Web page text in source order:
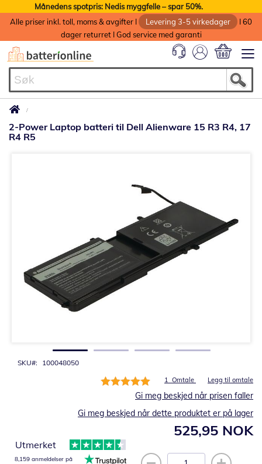
Månedens spotpris: Nedis myggfelle – spar 50%.
Alle priser inkl. toll, moms & avgifter I
Levering 3-5 virkedager
I 60
dager returret I God service med garanti
2-Power Laptop batteri til Dell Alienware 15 R3 R4, 17
R4 R5
SKU 100048050
Rating:
1 Omtale Legg til omtale
525,95 NOK
Gi meg beskjed når prisen faller
Gi meg beskjed når dette produktet er på lager
Utmerket
8,159 anmeldelser på